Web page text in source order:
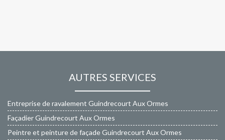
AUTRES SERVICES
Entreprise de ravalement Guindrecourt Aux Ormes
Façadier Guindrecourt Aux Ormes
Peintre et peinture de façade Guindrecourt Aux Ormes